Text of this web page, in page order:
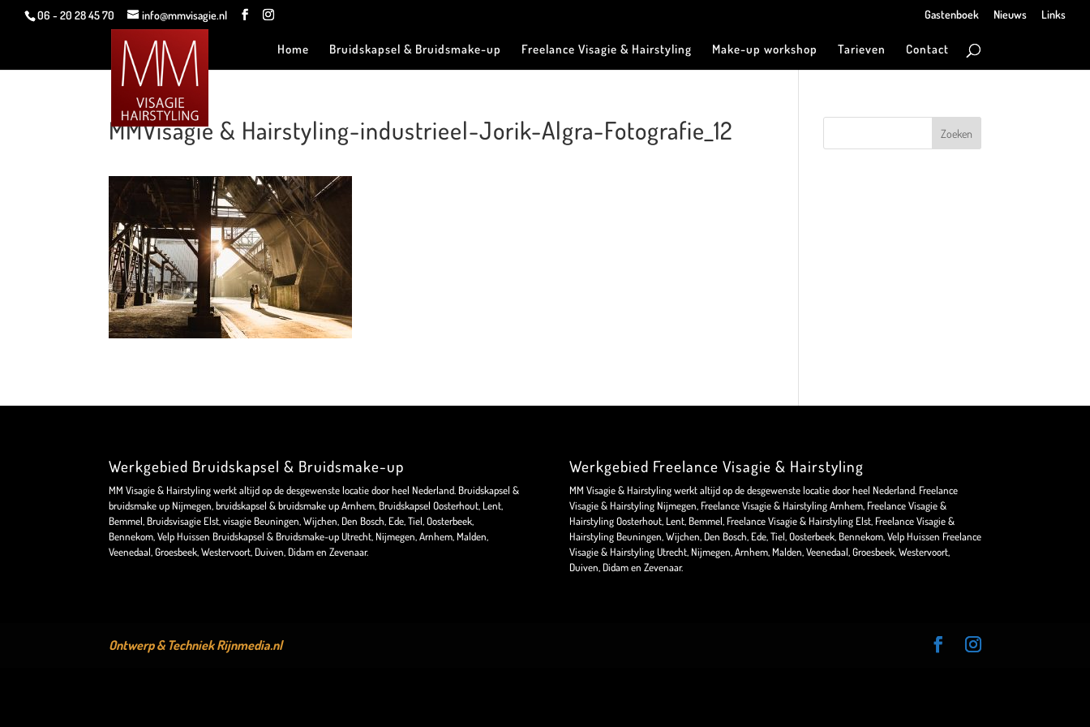
06 - 20 28 45 70 info@mmvisagie.nl Gastenboek Nieuws Links
Home Bruidskapsel & Bruidsmake-up Freelance Visagie & Hairstyling Make-up workshop Tarieven Contact
MMVisagie & Hairstyling-industrieel-Jorik-Algra-Fotografie_12
Werkgebied Bruidskapsel & Bruidsmake-up
MM Visagie & Hairstyling werkt altijd op de desgewenste locatie door heel Nederland. Bruidskapsel &
bruidsmake up Nijmegen, bruidskapsel & bruidsmake up Arnhem, Bruidskapsel Oosterhout, Lent,
Bemmel, Bruidsvisagie Elst, visagie Beuningen, Wijchen, Den Bosch, Ede, Tiel, Oosterbeek,
Bennekom, Velp Huissen Bruidskapsel & Bruidsmake-up Utrecht, Nijmegen, Arnhem, Malden,
Veenedaal, Groesbeek, Westervoort, Duiven, Didam en Zevenaar.
Werkgebied Freelance Visagie & Hairstyling
MM Visagie & Hairstyling werkt altijd op de desgewenste locatie door heel Nederland. Freelance
Visagie & Hairstyling Nijmegen, Freelance Visagie & Hairstyling Arnhem, Freelance Visagie &
Hairstyling Oosterhout, Lent, Bemmel, Freelance Visagie & Hairstyling Elst, Freelance Visagie &
Hairstyling Beuningen, Wijchen, Den Bosch, Ede, Tiel, Oosterbeek, Bennekom, Velp Huissen Freelance
Visagie & Hairstyling Utrecht, Nijmegen, Arnhem, Malden, Veenedaal, Groesbeek, Westervoort,
Duiven, Didam en Zevenaar.
Ontwerp & TechniekRijnmedia.nl